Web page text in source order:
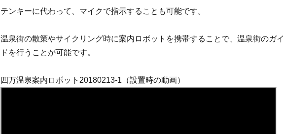
テンキーに代わって、マイクで指示することも可能です。
温泉街の散策やサイクリング時に案内ロボットを携帯することで、温泉街のガイ
ドを行うことが可能です。
四万温泉案内ロボット20180213-1（設置時の動画）